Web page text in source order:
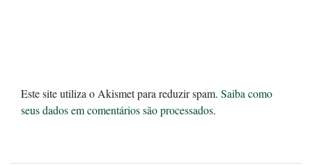
Este site utiliza o Akismet para reduzir spam. Saiba como
seus dados em comentários são processados.